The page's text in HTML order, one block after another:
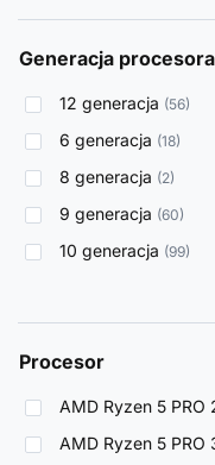
Generacja procesora
12 generacja 56
6 generacja 18
8 generacja 2
9 generacja 60
10 generacja 99
Procesor
AMD Ryzen 5 PRO
AMD Ryzen 5 PRO